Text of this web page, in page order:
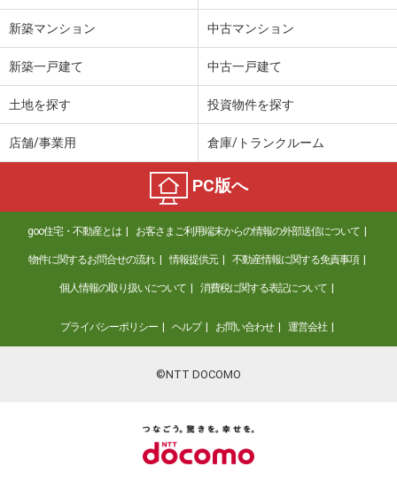
新築マンション 中古マンション
新築一戸建て 中古一戸建て
土地を探す 投資物件を探す
店舗/事業用 倉庫/トランクルーム
PC版へ
goo住宅・不動産とは お客さまご利用端末からの情報の外部送信について
物件に関するお問合せの流れ 情報提供元 不動産情報に関する免責事項
個人情報の取り扱いについて 消費税に関する表記について
プライバシーポリシー ヘルプ お問い合わせ 運営会社
©NTT DOCOMO